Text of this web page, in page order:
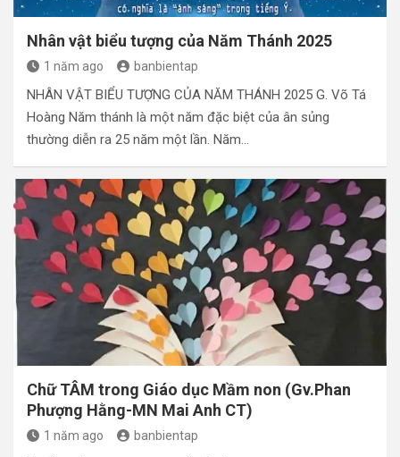
Nhân vật biểu tượng của Năm Thánh 2025
1 năm ago banbientap
NHÂN VẬT BIỂU TƯỢNG CỦA NĂM THÁNH 2025 G. Võ Tá
Hoàng Năm thánh là một năm đặc biệt của ân sủng
thường diễn ra 25 năm một lần. Năm…
Chữ TÂM trong Giáo dục Mầm non (Gv.Phan
Phượng Hằng-MN Mai Anh CT)
1 năm ago banbientap